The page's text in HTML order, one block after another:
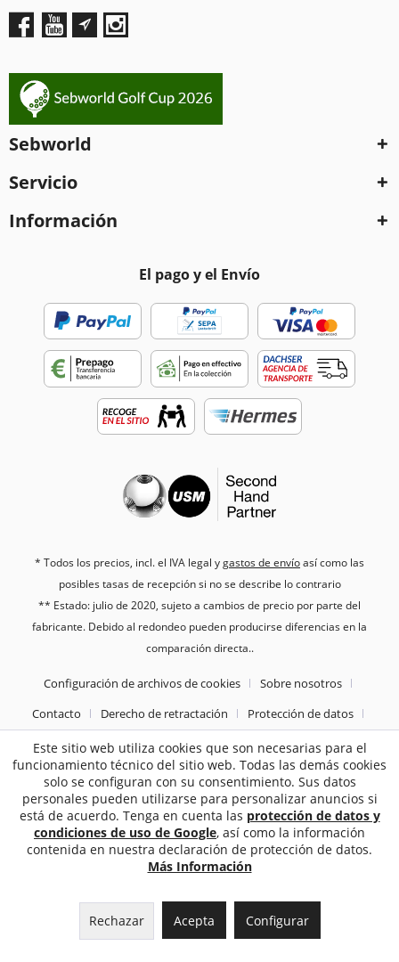
Sebworld
Servicio
Información
El pago y el Envío
* Todos los precios, incl. el IVA legal ygastos de envíoasí como las
posibles tasas de recepción si no se describe lo contrario
** Estado: julio de 2020, sujeto a cambios de precio por parte del
fabricante. Debido al redondeo pueden producirse diferencias en la
comparación directa..
Configuración de archivos de cookies
Sobre nosotros
Contacto
Derecho de retractación
Protección de datos
Tèrminos y condiciones generales
Pie de imprenta
Sebworld
2187 Bewertungen auf ProvenExpert.com
Este sitio web utiliza cookies que son necesarias para el
funcionamiento técnico del sitio web. Todas las demás cookies
solo se configuran con su consentimiento. Sus datos
personales pueden utilizarse para personalizar anuncios si
está de acuerdo. Tenga en cuenta las protección de datos y
condiciones de uso de Google, así como la información
contenida en nuestra declaración de protección de datos.
Más Información
Rechazar Acepta Configurar